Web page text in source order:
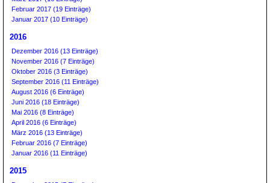
Februar 2017 (19 Einträge)
Januar 2017 (10 Einträge)
2016
Dezember 2016 (13 Einträge)
November 2016 (7 Einträge)
Oktober 2016 (3 Einträge)
September 2016 (11 Einträge)
August 2016 (6 Einträge)
Juni 2016 (18 Einträge)
Mai 2016 (8 Einträge)
April 2016 (6 Einträge)
März 2016 (13 Einträge)
Februar 2016 (7 Einträge)
Januar 2016 (11 Einträge)
2015